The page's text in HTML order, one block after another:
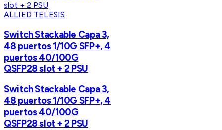
ALLIED TELESIS
Switch Stackable Capa 3,
48 puertos 1/10G SFP+, 4
puertos 40/100G
QSFP28 slot + 2 PSU
Switch Stackable Capa 3,
48 puertos 1/10G SFP+, 4
puertos 40/100G
QSFP28 slot + 2 PSU